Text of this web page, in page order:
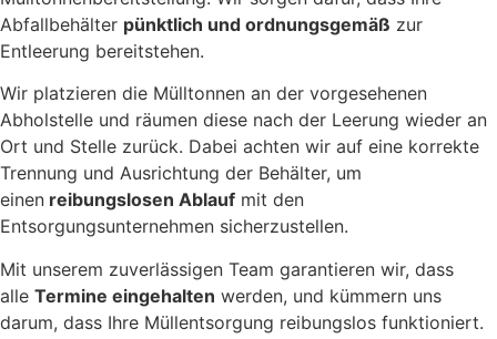
Abfallbehälter pünktlich und ordnungsgemäß zur
Entleerung bereitstehen.
Wir platzieren die Mülltonnen an der vorgesehenen
Abholstelle und räumen diese nach der Leerung wieder an
Ort und Stelle zurück. Dabei achten wir auf eine korrekte
Trennung und Ausrichtung der Behälter, um
einen reibungslosen Ablauf mit den
Entsorgungsunternehmen sicherzustellen.
Mit unserem zuverlässigen Team garantieren wir, dass
alle Termine eingehalten werden, und kümmern uns
darum, dass Ihre Müllentsorgung reibungslos funktioniert.